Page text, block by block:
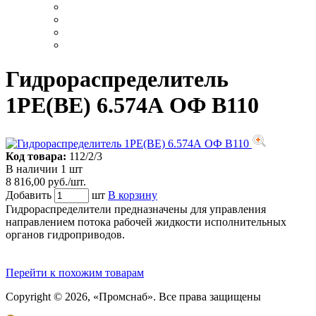
Гидрораспределитель
1РЕ(ВЕ) 6.574А ОФ В110
Код товара: 112/2/3
В наличии 1 шт
8 816,00 руб./шт.
Добавить
шт В корзину
Гидрораспределители предназначены для управления
направлением потока рабочей жидкости исполнительных
органов гидроприводов.
Перейти к похожим товарам
Copyright © 2026, «Промснаб». Все права защищены